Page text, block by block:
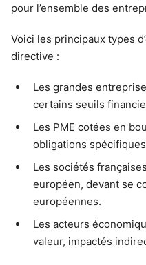
pour l’ensemble des
Voici les principaux types
directive :
Les grandes
certains seuils
Les PME cotées en
obligations
Les sociétés
européen, devant se
européennes.
Les acteurs
valeur, impactés